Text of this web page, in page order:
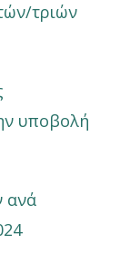
τριών
υποβολή
ανά